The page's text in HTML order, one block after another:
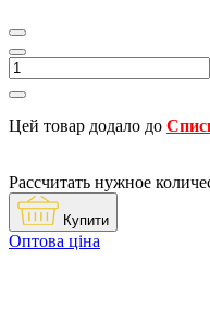
Цей товар додало до
Рассчитать нужное
Купити
Оптова ціна